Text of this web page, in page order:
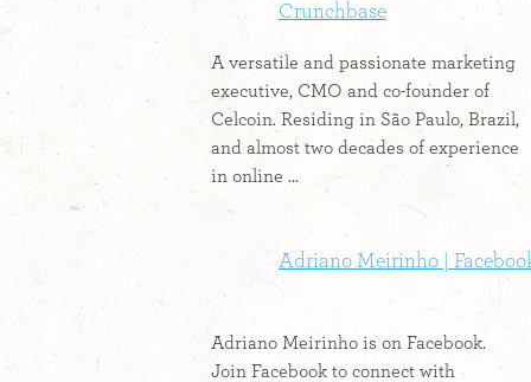
Crunchbase
A versatile and passionate marketing
executive, CMO and co-founder of
Celcoin. Residing in São Paulo, Brazil,
and almost two decades of experience
in online ...
Adriano Meirinho |
Adriano Meirinho is on Facebook.
Join Facebook to connect with